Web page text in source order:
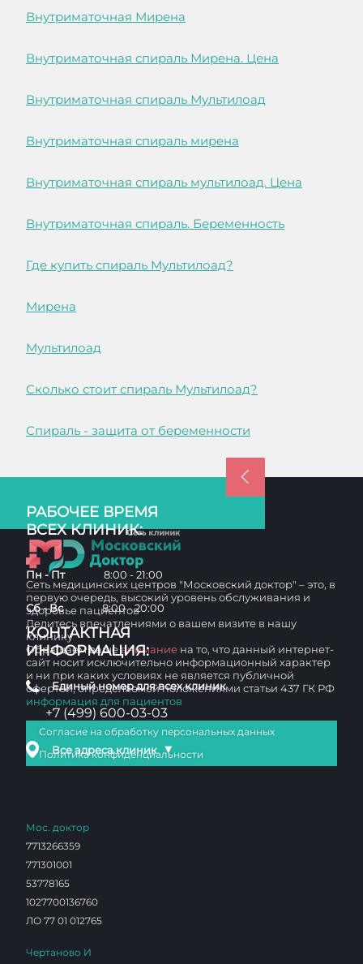
Внутриматочная Мирена
Внутриматочная спираль Мирена. Цена
Внутриматочная спираль Мультилоад
Внутриматочная спираль мирена
Внутриматочная спираль мультилоад. Цена
Внутриматочная спираль. Беременность
Где купить спираль Мультилоад?
Мирена
Мультилоад
Сколько стоит спираль Мультилоад?
Спираль - защита от беременности
РАБОЧЕЕ ВРЕМЯ
ВСЕХ КЛИНИК:
Пн - Пт 8:00 - 21:00
Сб - Вс 8:00 - 20:00
КОНТАКТНАЯ
ИНФОРМАЦИЯ:
Единый номер для всех клиник
+7 (499) 600-03-03
Все адреса клиник ▼
Сеть медицинских центров "Московский доктор" – это, в
первую очередь, высокий уровень обслуживания и
здоровье пациентов
Делитесь впечатлениями о вашем визите в нашу
клинику
Обращаем вашевнимание на то, что данный интернет-
сайт носит исключительно информационный характер
и ни при каких условиях не является публичной
офертой, определяемой положениями статьи 437 ГК РФ
информация для пациентов
Согласие на обработку персональных данных
Политика конфиденциальности
Мос. доктор
7713266359
771301001
53778165
1027700136760
ЛО 77 01 012765
Чертаново И